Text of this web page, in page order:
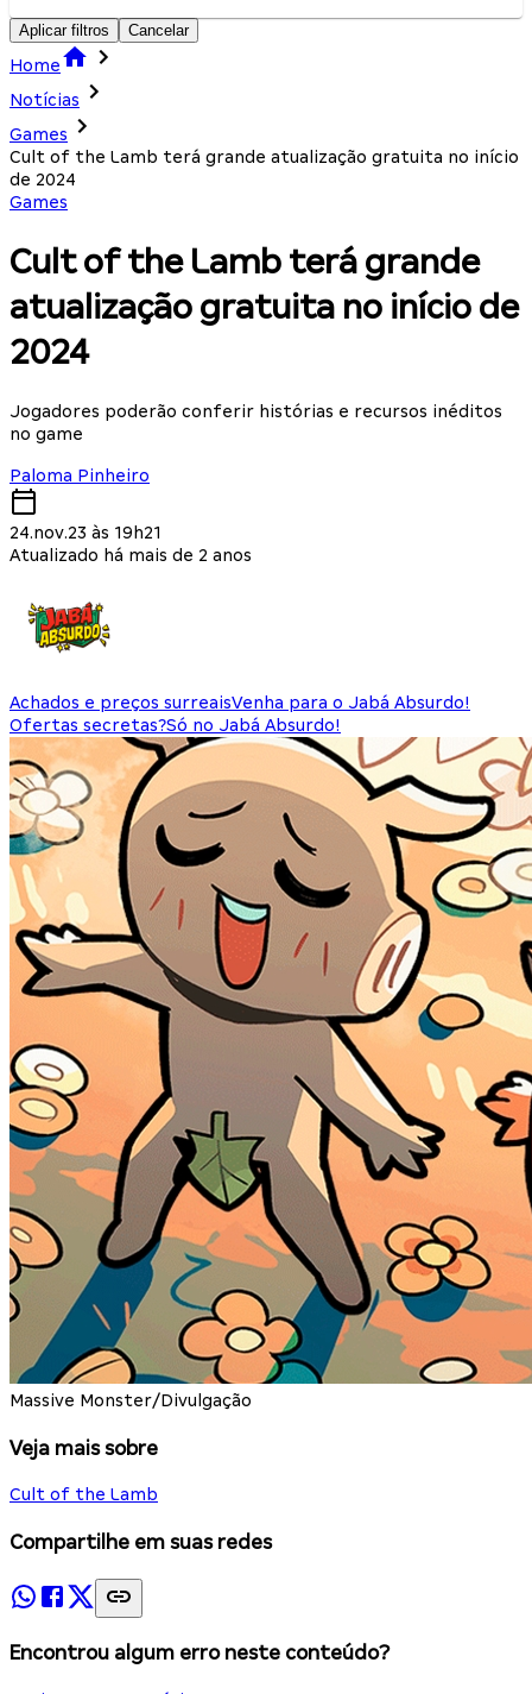
Aplicar filtros Cancelar
Home
Notícias
Games
Cult of the Lamb terá grande atualização gratuita no início
de 2024
Games
Cult of the Lamb terá grande
atualização gratuita no início de
2024
Jogadores poderão conferir histórias e recursos inéditos
no game
Paloma Pinheiro
24.nov.23 às 19h21
Atualizado há mais de 2 anos
Achados e preços surreaisVenha para o Jabá Absurdo!
Ofertas secretas?Só no Jabá Absurdo!
Massive Monster/Divulgação
Veja mais sobre
Cult of the Lamb
Compartilhe em suas redes
Encontrou algum erro neste conteúdo?